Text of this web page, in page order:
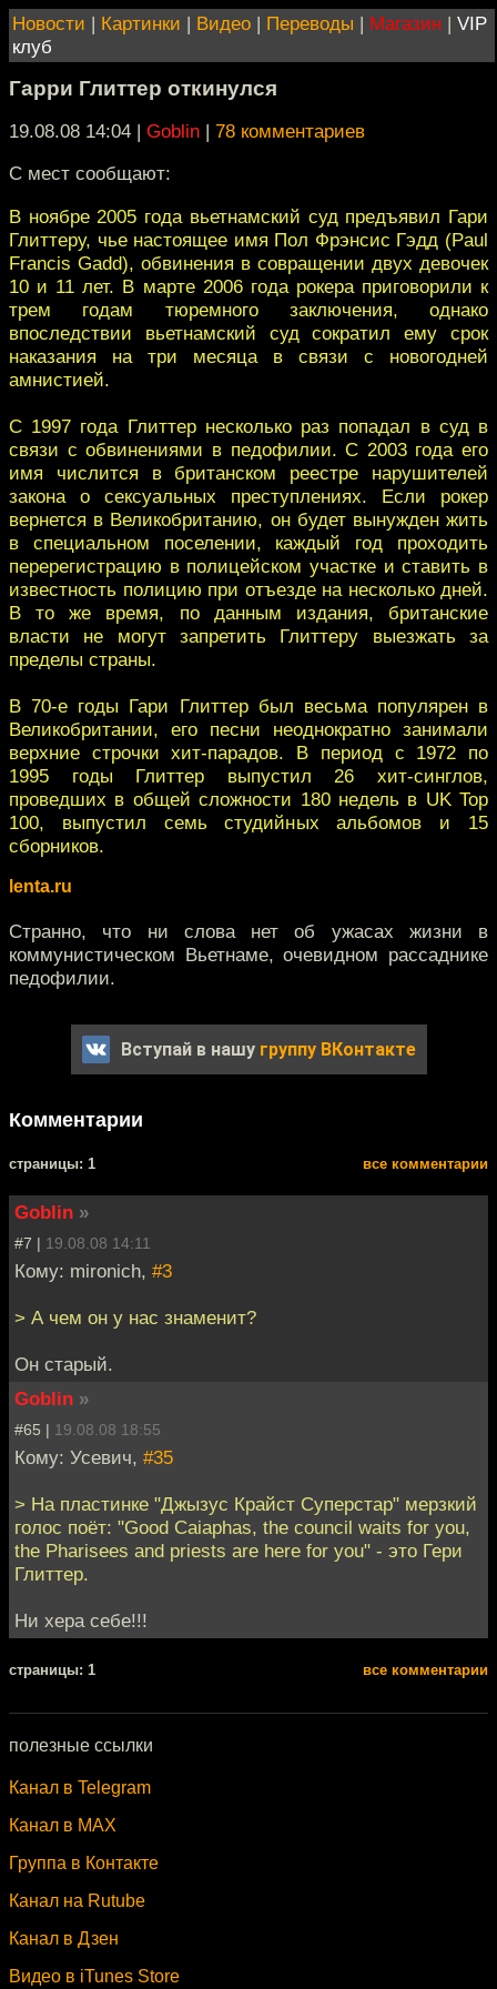
Новости | Картинки | Видео | Переводы | Магазин | VIP
клуб
Гарри Глиттер откинулся
19.08.08 14:04 | Goblin | 78 комментариев
С мест сообщают:
В ноябре 2005 года вьетнамский суд предъявил Гари
Глиттеру, чье настоящее имя Пол Фрэнсис Гэдд (Paul
Francis Gadd), обвинения в совращении двух девочек
10 и 11 лет. В марте 2006 года рокера приговорили к
трем годам тюремного заключения, однако
впоследствии вьетнамский суд сократил ему срок
наказания на три месяца в связи с новогодней
амнистией.
С 1997 года Глиттер несколько раз попадал в суд в
связи с обвинениями в педофилии. С 2003 года его
имя числится в британском реестре нарушителей
закона о сексуальных преступлениях. Если рокер
вернется в Великобританию, он будет вынужден жить
в специальном поселении, каждый год проходить
перерегистрацию в полицейском участке и ставить в
известность полицию при отъезде на несколько дней.
В то же время, по данным издания, британские
власти не могут запретить Глиттеру выезжать за
пределы страны.
В 70-е годы Гари Глиттер был весьма популярен в
Великобритании, его песни неоднократно занимали
верхние строчки хит-парадов. В период с 1972 по
1995 годы Глиттер выпустил 26 хит-синглов,
проведших в общей сложности 180 недель в UK Top
100, выпустил семь студийных альбомов и 15
сборников.
lenta.ru
Странно, что ни слова нет об ужасах жизни в
коммунистическом Вьетнаме, очевидном рассаднике
педофилии.
Вступай в нашу группу ВКонтакте
Комментарии
cтраницы: 1 все комментарии
Goblin »
#7 | 19.08.08 14:11
Кому: mironich, #3
> А чем он у нас знаменит?
Он старый.
Goblin »
#65 | 19.08.08 18:55
Кому: Усевич, #35
> На пластинке "Джызус Крайст Суперстар" мерзкий
голос поёт: "Good Caiaphas, the council waits for you,
the Pharisees and priests are here for you" - это Гери
Глиттер.
Ни хера себе!!!
cтраницы: 1 все комментарии
полезные ссылки
Канал в Telegram
Канал в MAX
Группа в Контакте
Канал на Rutube
Канал в Дзен
Видео в iTunes Store